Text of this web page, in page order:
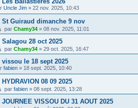
Uncle Jim » 22 nov. 2025, 10:43
St Guiraud dimanche 9 nov
par Chamy34 » 08 nov. 2025, 11:01
Salagou 28 oct 2025
par Chamy34 » 29 oct. 2025, 16:47
vissou le 18 sept 2025
fabien » 18 sept. 2025, 10:40
HYDRAVION 08 09 2025
par fabien » 08 sept. 2025, 13:28
JOURNEE VISSOU DU 31 AOUT 2025